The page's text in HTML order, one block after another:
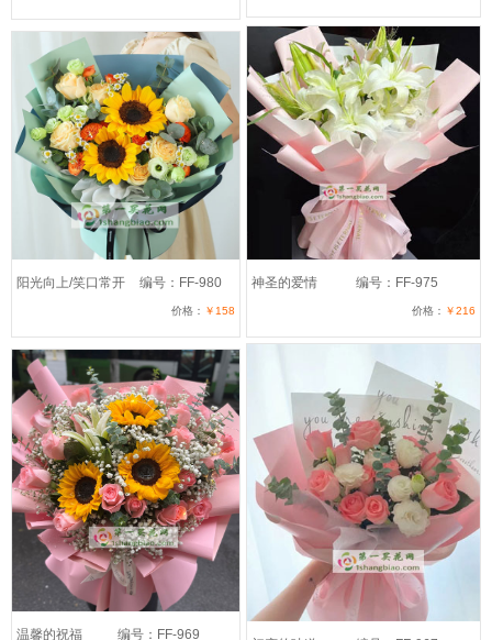
阳光向上/笑口常开 编号：FF-980
价格： ￥158
神圣的爱情 编号：FF-975
价格： ￥216
温馨的祝福 编号：FF-969